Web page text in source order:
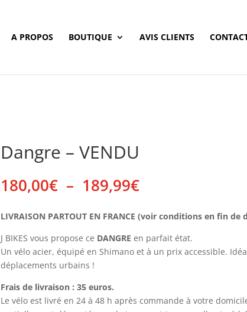
A PROPOS BOUTIQUE AVIS CLIENTS
Dangre – VENDU
180,00€ – 189,99€Plage
de
prix :
180,00€
à
189,99€
LIVRAISON PARTOUT EN FRANCE (voir conditions en fin de
J BIKES vous propose ce DANGRE en parfait état.
Un vélo acier, équipé en Shimano et à un prix accessible.
déplacements urbains !
Frais de livraison : 35 euros.
Le vélo est livré en 24 à 48 h après commande à votre